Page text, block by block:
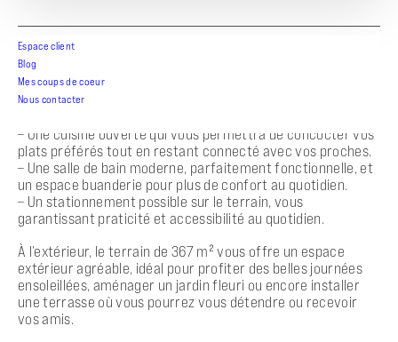
Espace client
Blog
Mes coups de coeur
Nous contacter
– 2 chambres spacieuses, idéales pour un couple ou une
petite famille.
– Une lumineuse pièce de vie de plus de 30 m², favorisant les
moments de convivialité et de partage en famille ou entre
– Une cuisine ouverte qui vous permettra de concocter vos
plats préférés tout en restant connecté avec vos proches.
– Une salle de bain moderne, parfaitement fonctionnelle, et
un espace buanderie pour plus de confort au quotidien.
– Un stationnement possible sur le terrain, vous
garantissant praticité et accessibilité au quotidien.
À l’extérieur, le terrain de 367 m² vous offre un espace
extérieur agréable, idéal pour profiter des belles journées
ensoleillées, aménager un jardin fleuri ou encore installer
une terrasse où vous pourrez vous détendre ou recevoir
vos amis.